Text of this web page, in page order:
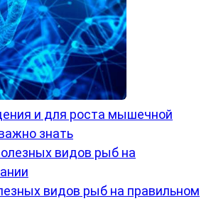
и для роста мышечной
знать
видов рыб на правильном